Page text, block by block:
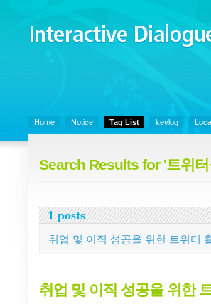
Interactive
PR 2.0
Home Notice Tag List keylog
Search Results for '트위
1 posts
취업 및 이직 성공을 위한 트위터
취업 및 이직 성공을 위한